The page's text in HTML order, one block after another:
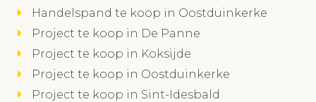
Handelspand te koop in Oostduinkerke
Project te koop in De Panne
Project te koop in Koksijde
Project te koop in Oostduinkerke
Project te koop in Sint-Idesbald